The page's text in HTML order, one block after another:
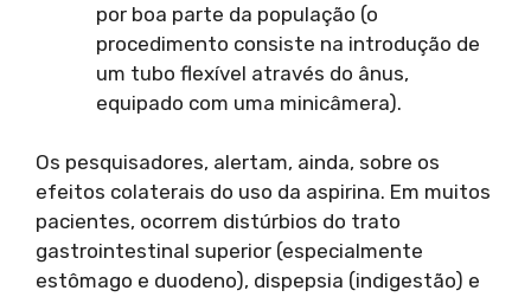
por boa parte da população (o
procedimento consiste na introdução de
um tubo flexível através do ânus,
equipado com uma minicâmera).
Os pesquisadores, alertam, ainda, sobre os
efeitos colaterais do uso da aspirina. Em muitos
pacientes, ocorrem distúrbios do trato
gastrointestinal superior (especialmente
estômago e duodeno), dispepsia (indigestão) e